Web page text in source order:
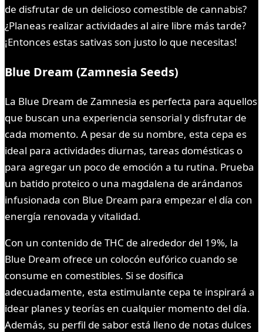
de disfrutar de un delicioso comestible de cannabis?
¿Planeas realizar actividades al aire libre más tarde?
¡Entonces estas sativas son justo lo que necesitas!
Blue Dream (Zamnesia Seeds)
La Blue Dream de Zamnesia es perfecta para aquellos
que buscan una experiencia sensorial y disfrutar de
cada momento. A pesar de su nombre, esta cepa es
ideal para actividades diurnas, tareas domésticas o
para agregar un poco de emoción a tu rutina. Prueba
un batido proteico o una magdalena de arándanos
infusionada con Blue Dream para empezar el día con
energía renovada y vitalidad.
Con un contenido de THC de alrededor del 19%, la
Blue Dream ofrece un colocón eufórico cuando se
consume en comestibles. Si se dosifica
adecuadamente, esta estimulante cepa te inspirará a
idear planes y teorías en cualquier momento del día.
Además, su perfil de sabor está lleno de notas dulces